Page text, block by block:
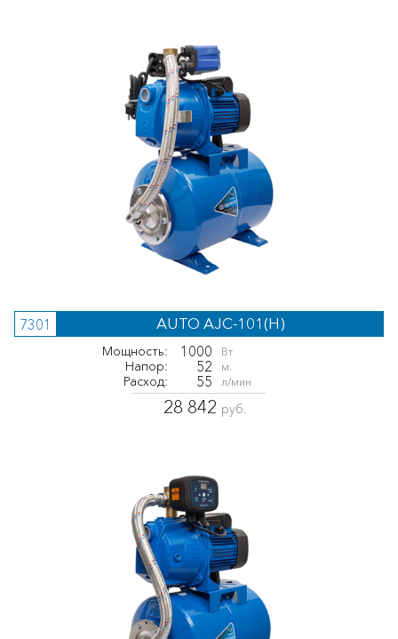
7301 AUTO AJC-101(H)
Мощность: 1000 Вт
Напор: 52 м.
Расход: 55 л/мин
28 842 руб.